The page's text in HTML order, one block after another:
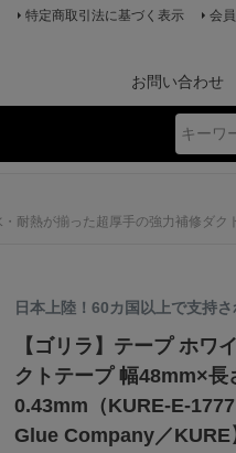
特定商取引法に基づく表示 会
お問い合わせ
耐熱が揃った超厚手の強力補修ダク
日本上陸！60カ国以上で支持さ
【ゴリラ】テープ ホワ
クトテープ 幅48mm×長
0.43mm（KURE-E-
Glue Company／KURE